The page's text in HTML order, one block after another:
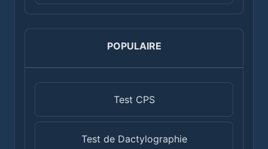
POPULAIRE
Test CPS
Test de Dactylographie